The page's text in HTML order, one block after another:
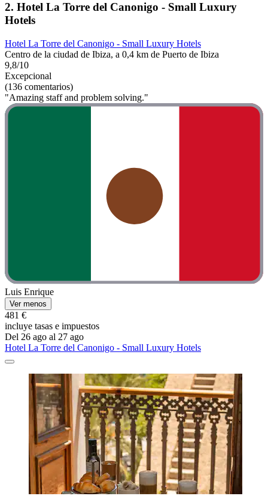
2. Hotel La Torre del Canonigo - Small Luxury
Hotels
Hotel La Torre del Canonigo - Small Luxury Hotels
Centro de la ciudad de Ibiza, a 0,4 km de Puerto de Ibiza
9,8/10
Excepcional
(136 comentarios)
"Amazing staff and problem solving."
Luis Enrique
Ver menos
481 €
incluye tasas e impuestos
Del 26 ago al 27 ago
Hotel La Torre del Canonigo - Small Luxury Hotels